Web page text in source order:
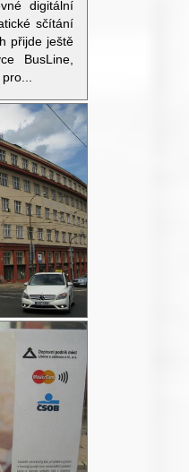
digitální
sčítání
přijde ještě
BusLine,